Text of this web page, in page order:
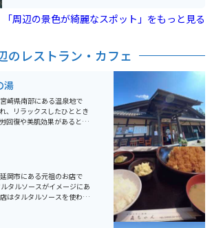
の美しさです。 この地域は、上から見ると馬の背のよう
に見えることから「馬ヶ背」と名付けられました。高さ
岬展望台からは太平洋の大パノラマを見ることができ、
りの名所でもあります。さらに、岬の付け根まで歩く
と、日本海水浴場88選に選ばれた海水浴ができるビーチ
やお土産を買う場所にもたどり着きます。四季折々の美
しさも魅力で、春には桜、初夏には山沿いに咲く紫陽花
を眺めることができます。 2022年4月には展望台がスケ
ルトンの床となり、スリル満点のスポットとなっていま
す。そのすぐそばに十字の形をした「クルスの海」があ
り、ロマンチックで神秘的な雰囲気が漂います。
「周辺の景色が綺麗なスポット」をもっと見る
のレストラン・カフェ
湯
崎県南部にある温泉地で
、リラックスしたひととき
回復や美肌効果があるとさ
入浴後は肌がスベスベにな
り、温泉とグルメを同時に
方には、周辺の絶景スポッ
多いため、ツーリングにも
備されているため、ライダ
岡市にある元祖のお店で
タルソースがイメージにあ
はタルタルソースを使わな
。休日などはかなり混雑し